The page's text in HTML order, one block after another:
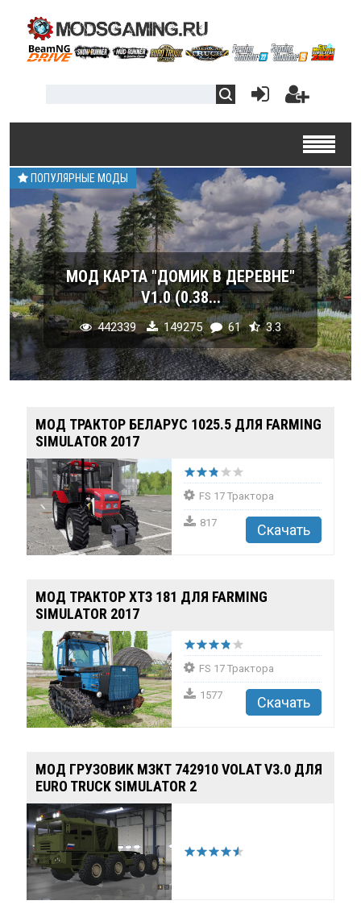
ПОПУЛЯРНЫЕ МОДЫ
МОД КАРТА "ДОМИК В ДЕРЕВНЕ"
V1.0 (0.38...
442339 149275 61 3.3
МОД КАРТА RUSSIAN STREETS V1.4
(0.38.X) ДЛЯ BEAM...
252007 114151 3.4
ПОПУЛЯРНЫЕ МОДЫ
МОД ВАЗ 2106 V6.0 (0.38.X) ДЛЯ
BEAMNG.DRIVE
ПОПУЛЯРНЫЕ МОДЫ
МОД ТРАКТОР БЕЛАРУС 1025.5 ДЛЯ FARMING
SIMULATOR 2017
FS 17 Трактора
817 Скачать
МОД ТРАКТОР ХТЗ 181 ДЛЯ FARMING
SIMULATOR 2017
FS 17 Трактора
1577 Скачать
МОД ГРУЗОВИК МЗКТ 742910 VOLAT V3.0 ДЛЯ
EURO TRUCK SIMULATOR 2